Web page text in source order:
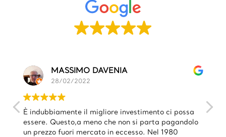
MASSIMO DAVENIA
28/02/2022
il migliore investimento ci possa
Questo,a meno che non si parta pagandolo
fuori mercato in eccesso. Nel 1980
Top